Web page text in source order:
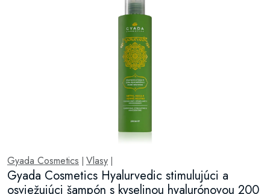
Gyada Cosmetics Vlasy
Gyada Cosmetics Hyalurvedic stimulujúci a
osviežujúci šampón s kyselinou hyalurónovou 200